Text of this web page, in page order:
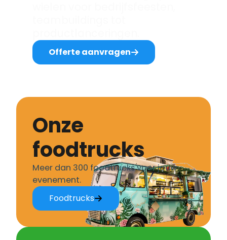
Offerte aanvragen
Onze
foodtrucks
Meer dan 300 foodtrucks voor jouw
evenement.
Foodtrucks